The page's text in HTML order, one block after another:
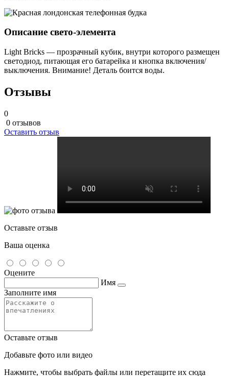
Описание свето-элемента
Light Bricks — прозрачный кубик, внутри которого размещен
светодиод, питающая его батарейка и кнопка включения/
выключения. Внимание! Деталь боится воды.
Отзывы
0
0 отзывов
Оставить отзыв
Оставьте отзыв
Ваша оценка
Оцените
Имя
Заполните имя
Оставьте отзыв
Добавьте фото или видео
Нажмите, чтобы выбрать файлы или перетащите их сюда